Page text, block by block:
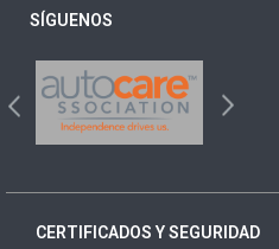
SÍGUENOS
CERTIFICADOS Y SEGURIDAD